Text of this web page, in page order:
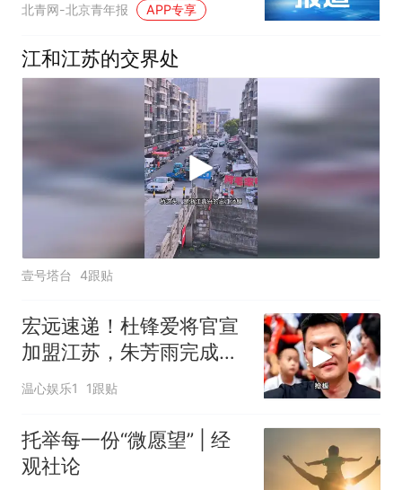
北青网-北京青年报 APP专享
江和江苏的交界处
壹号塔台 4跟贴
宏远速递！杜锋爱将官宣
加盟江苏，朱芳雨完成交
接，徐杰深夜发声
温心娱乐1 1跟贴
托举每一份“微愿望” | 经
观社论